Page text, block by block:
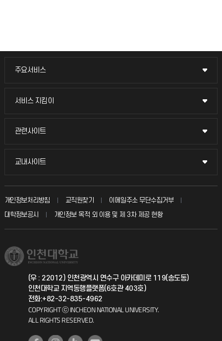
주요서비스
주요서비스
교무회의방송
입학안내
취업정보(학생)
서비스 지킴이
서비스 지킴이
묻고 답하기
칭찬마당
학생서비스 지킴이
관련사이트
관련사이트
국방헬프콜
총동문회
교내사이트
교내사이트
교수회
교육혁신본부
국제지원과
공자아카데미
기초교육원
개인정보처리방침 교직원찾기
이메일주소 무단수집거부
대학정보공시
개인정보 목적 외 이용 및 제 3차 제공 현황
(우 : 22012) 인천광역시 연수구 아카데미로 119(송도동)
인천대학교 지역동행플랫폼(6호관 403호)
전화:+82-32-835-4962
COPYRIGHT ⓒ INCHEON NATIONAL UNIVERSITY.
ALL RIGHTS RESERVED.